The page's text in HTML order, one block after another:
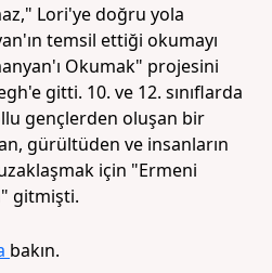
Lori'ye doğru yola
temsil ettiği okumayı
Okumak" projesini
gitti. 10. ve 12. sınıflarda
gençlerden oluşan bir
gürültüden ve insanların
için "Ermeni
gitmişti.
bakın.